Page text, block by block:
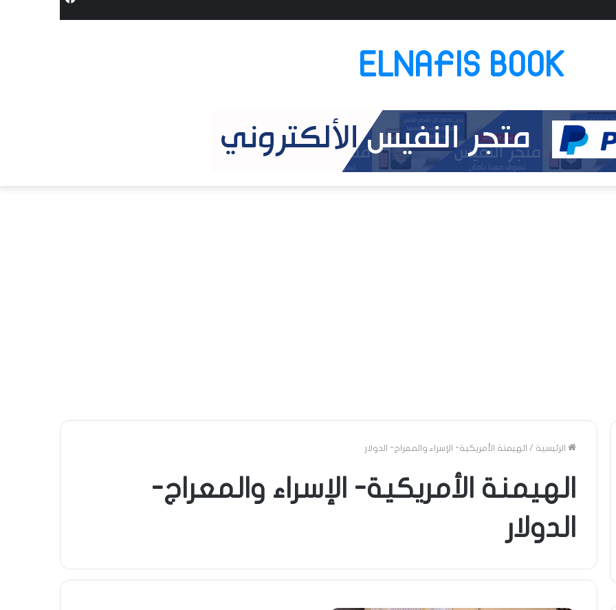
ELNAFIS BOOK
الرئيسية / الهيمنة الأمريكية- الإسراء والمعراج- الدولار
الهيمنة الأمريكية- الإسراء والمعراج-
الدولار